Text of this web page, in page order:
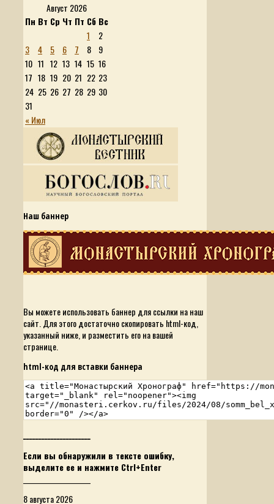
Август 2026
Пн Вт Ср Чт Пт Сб Вс
« Июл
1
2
3
4 5 6 7 8
9
10 11 12 13 14 15 16
17 18 19 20 21 22 23
24 25 26 27 28 29 30
31
Наш баннер
Вы можете использовать баннер для ссылки на наш
сайт. Для этого достаточно скопировать html-код,
указанный ниже, и разместить его на вашей
странице.
html-код для вставки баннера
Если вы обнаружили в тексте ошибку,
выделите ее и нажмите Ctrl+Enter
8 августа 2026